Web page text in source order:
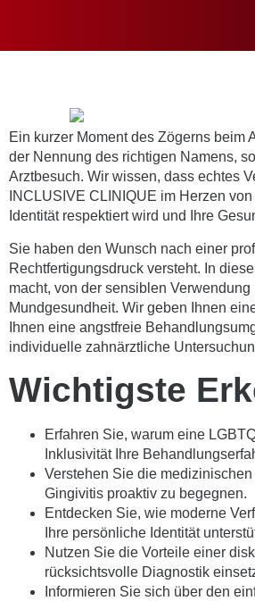
Ein kurzer Moment des Zögerns
der Nennung des richtigen Namens,
Arztbesuch. Wir wissen, dass echtes
INCLUSIVE CLINIQUE im Herzen
Identität respektiert wird und Ihre
Sie haben den Wunsch nach einer
Rechtfertigungsdruck versteht. In
macht, von der sensiblen
Mundgesundheit. Wir geben Ihnen
Ihnen eine angstfreie
individuelle zahnärztliche
Wichtigste
Erfahren Sie, warum eine
Inklusivität Ihre
Verstehen Sie die
Gingivitis proaktiv zu begegnen.
Entdecken Sie, wie moderne
Ihre persönliche Identität
Nutzen Sie die Vorteile einer
rücksichtsvolle Diagnostik
Informieren Sie sich über den